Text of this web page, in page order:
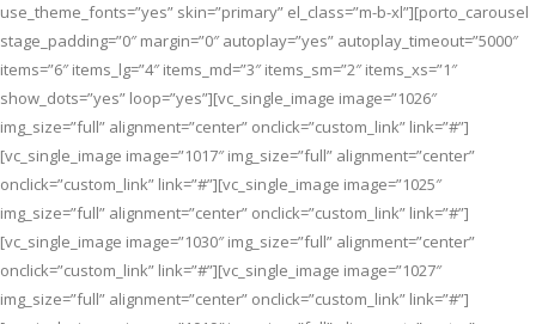
use_theme_fonts=”yes” skin=”primary” el_class=”m-b-xl”][porto_carousel
stage_padding=”0″ margin=”0″ autoplay=”yes” autoplay_timeout=”5000″
items=”6″ items_lg=”4″ items_md=”3″ items_sm=”2″ items_xs=”1″
show_dots=”yes” loop=”yes”][vc_single_image image=”1026″
img_size=”full” alignment=”center” onclick=”custom_link” link=”#”]
[vc_single_image image=”1017″ img_size=”full” alignment=”center”
onclick=”custom_link” link=”#”][vc_single_image image=”1025″
img_size=”full” alignment=”center” onclick=”custom_link” link=”#”]
[vc_single_image image=”1030″ img_size=”full” alignment=”center”
onclick=”custom_link” link=”#”][vc_single_image image=”1027″
img_size=”full” alignment=”center” onclick=”custom_link” link=”#”]